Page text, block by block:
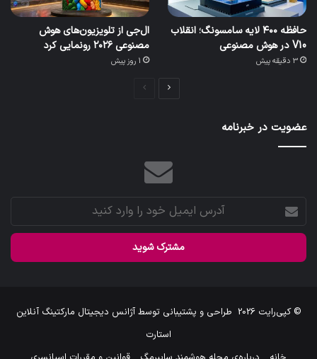
حافظه ۴۰۰ لایه سامسونگ؛ انقلاب
V10 در هوش مصنوعی
3 دقیقه پیش
ال‌جی از تلویزیون‌های هوش
مصنوعی ۲۰۲۶ رونمایی کرد
1 روز پیش
عضویت در خبرنامه
آدرس
ایمیل
خود
وارد
© کپی‌رایت 2026 طراحی و پشتیبانی توسطآژانس دیجیتال مارکتینگ آنلاین
استارت